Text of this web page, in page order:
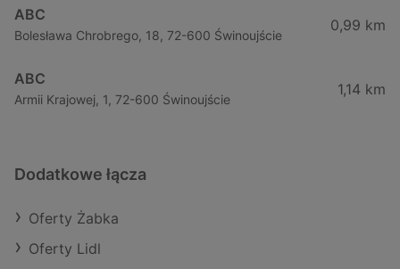
ABC
Bolesława Chrobrego, 18, 72-600 Świnoujście
0,99 km
ABC
Armii Krajowej, 1, 72-600 Świnoujście
1,14 km
Dodatkowe łącza
Oferty Żabka
Oferty Lidl